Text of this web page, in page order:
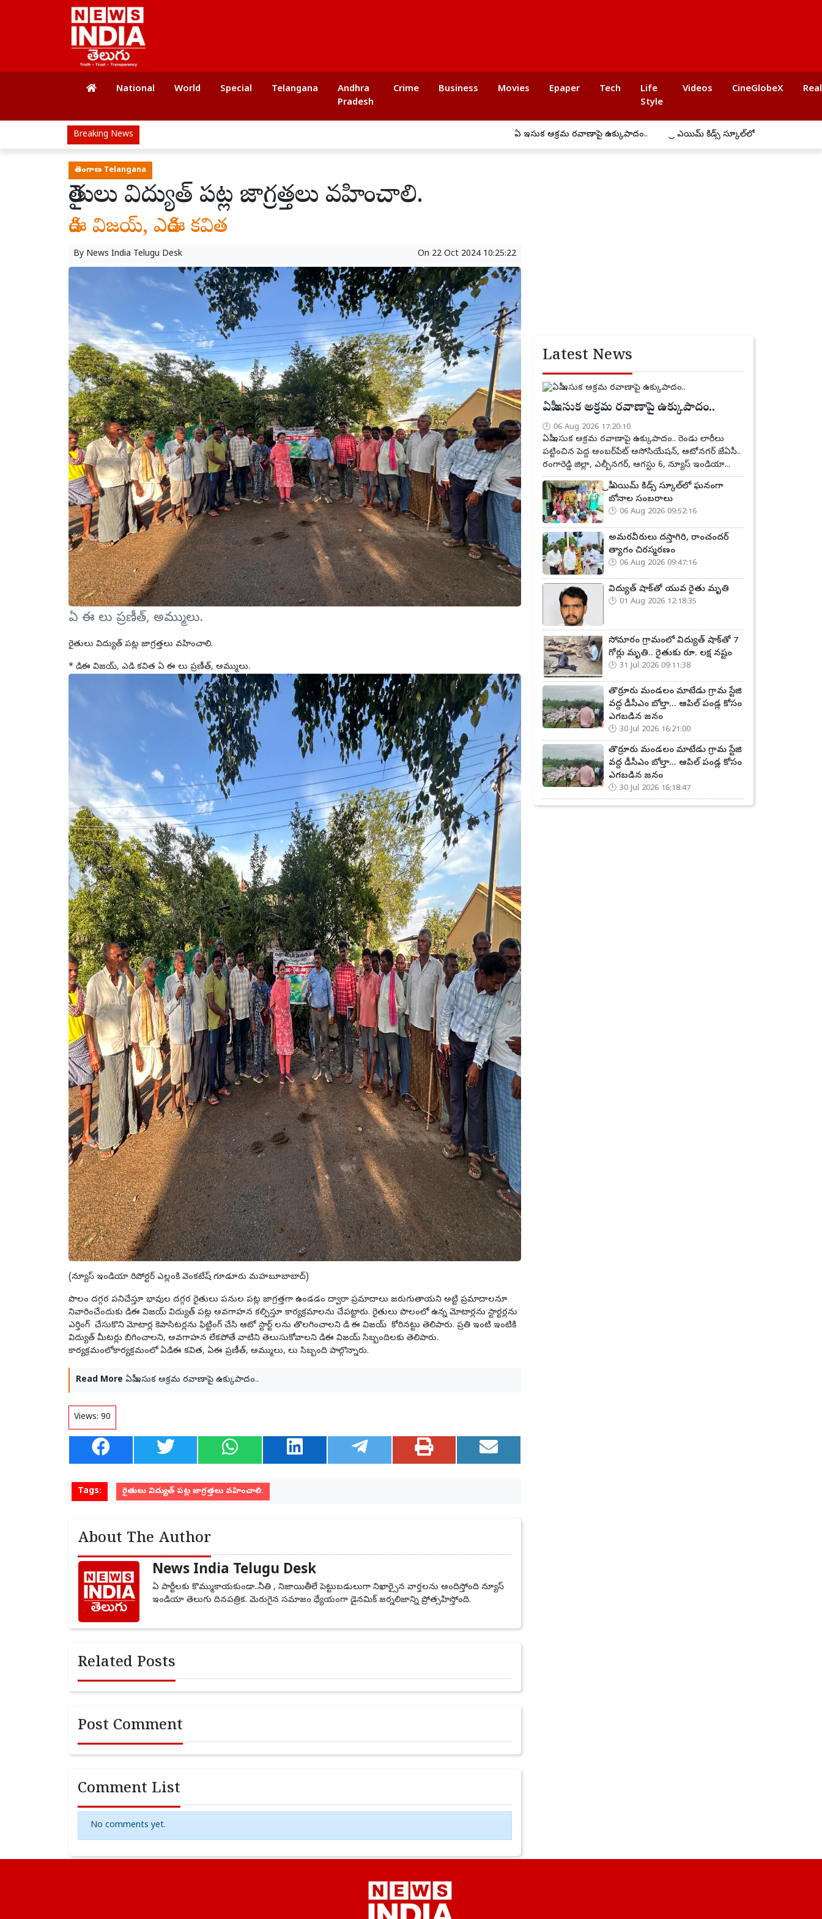
National World Special Telangana
Andhra
Pradesh
Crime Business Movies Epaper Tech
Life
Style
Videos CineGlobeX
Breaking News ఏపీ ఇసుక అక్రమ రవాణాపై ఉక్కుపాదం.. ప్రీ ఎయిమ్ కిడ్స్ స్కూల్‌లో ఘనంగా బోనాల సంబరాలు
తెలంగాణ Telangana
రైతులు విద్యుత్ పట్ల జాగ్రత్తలు వహించాలి.
డిఈ విజయ్, ఎడిఈ కవిత
By News India Telugu Desk On 22 Oct 2024 10:25:22
ఏ ఈ లు ప్రణీత్, అమ్ములు.
రైతులు విద్యుత్ పట్ల జాగ్రత్తలు వహించాలి.
* డిఈ విజయ్, ఎడి కవిత ఏ ఈ లు ప్రణీత్, అమ్ములు.
(న్యూస్ ఇండియా రిపోర్టర్ ఎల్లంకి వెంకటేష్ గూడూరు మహబూబాబాద్)
పొలం దగ్గర పనిచేస్తూ భావుల దగ్గర రైతులు పనుల పట్ల జాగ్రత్తగా ఉండడం ద్వారా ప్రమాదాలు జరుగుతాయని అట్టి ప్రమాదాలనూ
నివారించేందుకు డిఈ విజయ్ విద్యుత్ పట్ల అవగాహన కల్పిస్తూ కార్యక్రమాలను చేపట్టారు. రైతులు పొలంలో ఉన్న మోటార్లను స్టార్టర్లను
ఎర్తింగ్ చేసుకొని మోటార్ల కెపాసిటర్లను ఫిట్టింగ్ చేసి ఆటో స్టార్ట్ లను తొలగించాలని డి ఈ విజయ్ కోరినట్టు తెలిపారు. ప్రతి ఇంటి ఇంటికి
విద్యుత్ మీటర్లు బిగించాలని, అవగాహన లేకపోతే వాటిని తెలుసుకోవాలని డిఈ విజయ్ సిబ్బందిలకు తెలిపారు.
కార్యక్రమంలోకార్యక్రమంలో ఏడిఈ కవిత, ఏఈ ప్రణీత్, అమ్ములు, లు సిబ్బంది పాల్గొన్నారు.
Read More ఏపీ ఇసుక అక్రమ రవాణాపై ఉక్కుపాదం..
Views: 90
Tags: రైతులు విద్యుత్ పట్ల జాగ్రత్తలు వహించాలి.
About The Author
News India Telugu Desk
ఏ పార్టీలకు కొమ్ముకాయకుండా..నీతి , నిజాయితీలే పెట్టుబడులుగా నిఖార్సైన వార్తలను అందిస్తోంది న్యూస్
ఇండియా తెలుగు దినపత్రిక. మెరుగైన సమాజం ధ్యేయంగా డైనమిక్ జర్నలిజాన్ని ప్రోత్సహిస్తోంది.
Related Posts
Post Comment
Comment List
No comments yet.
Latest News
ఏపీ ఇసుక అక్రమ రవాణాపై ఉక్కుపాదం..
06 Aug 2026 17:20:10
ఏపీ ఇసుక అక్రమ రవాణాపై ఉక్కుపాదం.. రెండు లారీలు
పట్టించిన పెద్ద అంబర్‌పేట్ అసోసియేషన్, ఆటోనగర్ జేఏసీ..
రంగారెడ్డి జిల్లా, ఎల్బీనగర్, ఆగస్టు 6, న్యూస్ ఇండియా...
ప్రీ ఎయిమ్ కిడ్స్ స్కూల్‌లో ఘనంగా
బోనాల సంబరాలు
06 Aug 2026 09:52:16
అమరవీరులు దస్తాగిరి, రాంచందర్
త్యాగం చిరస్మరణం
06 Aug 2026 09:47:16
విద్యుత్ షాక్‌తో యువ రైతు మృతి
01 Aug 2026 12:18:35
సోమారం గ్రామంలో విద్యుత్ షాక్‌తో 7
గోర్లు మృతి.. రైతుకు రూ. లక్ష నష్టం
31 Jul 2026 09:11:38
తొర్రూరు మండలం మాటేడు గ్రామ స్టేజి
వద్ద డీసీఎం బోల్తా... ఆపిల్ పండ్ల కోసం
ఎగబడిన జనం
30 Jul 2026 16:21:00
తొర్రూరు మండలం మాటేడు గ్రామ స్టేజి
వద్ద డీసీఎం బోల్తా... ఆపిల్ పండ్ల కోసం
ఎగబడిన జనం
30 Jul 2026 16:18:47